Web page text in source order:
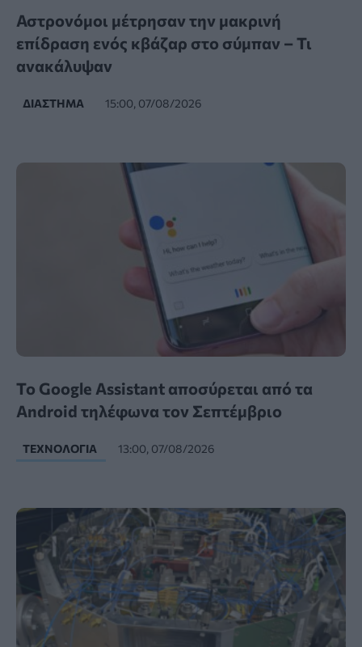
Αστρονόμοι μέτρησαν την μακρινή
επίδραση ενός κβάζαρ στο σύμπαν – Τι
ανακάλυψαν
ΔΙΆΣΤΗΜΑ 15:00, 07/08/2026
Το Google Assistant αποσύρεται από τα
Android τηλέφωνα τον Σεπτέμβριο
ΤΕΧΝΟΛΟΓΊΑ 13:00, 07/08/2026